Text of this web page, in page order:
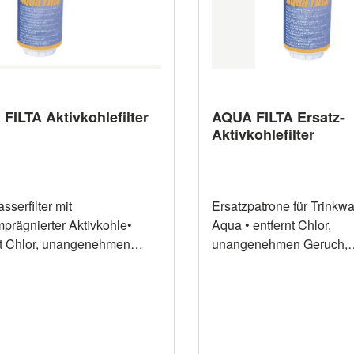
Schlauchanschlussstück
25mm Schlauch
FILTA Aktivkohlefilter
mit
Aktivkohle•
Chlor, unangenehmen
AQUA FILTA Ersatz-
Aktivkohlefilter
Ersatzpatrone für
Aqua • entfernt Chlor,
unangenehmen Geruch,